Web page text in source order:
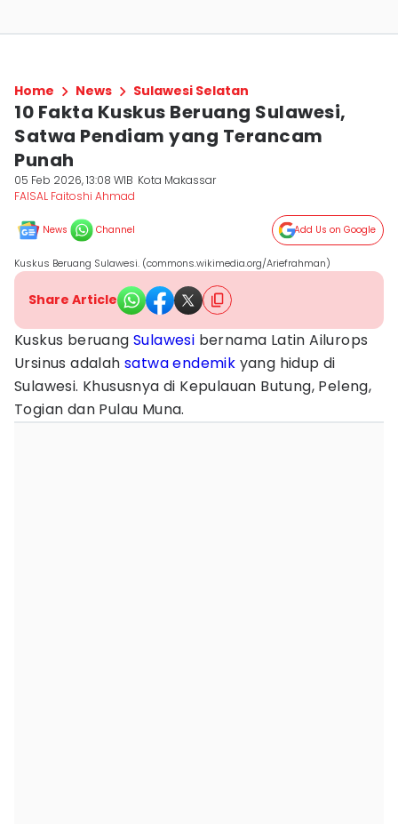
Home News Sulawesi Selatan
10 Fakta Kuskus Beruang Sulawesi,
Satwa Pendiam yang Terancam
Punah
05 Feb 2026, 13:08 WIB Kota Makassar
FAISAL Faitoshi Ahmad
News Channel Add Us on Google
Kuskus Beruang Sulawesi. (commons.wikimedia.org/Ariefrahman)
Share Article
Kuskus beruang Sulawesi bernama Latin Ailurops
Ursinus adalahsatwa endemik yang hidup di
Sulawesi. Khususnya di Kepulauan Butung, Peleng,
Togian dan Pulau Muna.